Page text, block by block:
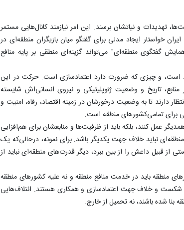
تهدیدات و نیاتشان برسند. این امر نیازمند کانال‌هایی مستمر
خواستار ایجاد مدلی برای گفتگو میان بازیگران منطقه‌ای در
گفتگوی منطقه‌ای" می‌تواند گزینه‌ای منطقی بر پایه منافع
است، و چیزی که ضرورت دارد اعتمادسازی است. حرکت در این
تاریخ و وضعیت ژئوپلیتیکی و نیروی انسانی‌اش شایسته
دارند تا به وضعیت درخورشان در زمینه اقتصاد، رفاه، امنیت و
برای تمامی‌کشورهای منطقه است.
عمل کنند، بلکه باید از ظرفیت‌ها و منابعشان برای هم‌افزایی
نباید خلاف جهت یکدیگر باشد. برای نمونه، درحالی‌که یک
از قبیل داعش را از بین ببرد، دیگر قدرت‌های منطقه‌ای نباید از
منطقه باید در خدمت منافع منطقه و نه علیه کشورهای منطقه
شکست و خلاف جهت اعتمادسازی و همکاری هستند. ائتلاف‌هایی
بنا شده باشند، نه تحمیل از خارج.